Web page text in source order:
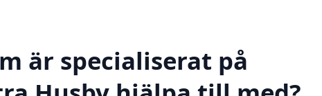
är specialiserat på